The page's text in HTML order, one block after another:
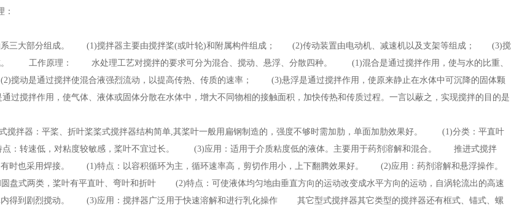
理：
系三大部分组成。 (1)搅拌器主要由搅拌桨(或叶轮)和附属构件组成； (2)传动装置由电动机、减速机以及支架等组成； (3)搅
。 工作原理： 水处理工艺对搅拌的要求可分为混合、搅动、悬浮、分散四种。 (1)混合是通过搅拌作用，使与水的比重、
动是通过搅拌使混合液强烈流动，以提高传热、传质的速率； (3)悬浮是通过搅拌作用，使原来静止在水体中可沉降的固体颗
搅拌作用，使气体、液体或固体分散在水体中，增大不同物相的接触面积，加快传热和传质过程。一言以蔽之，实现搅拌的目的是
拌器：平桨、折叶桨桨式搅拌器结构简单,其桨叶一般用扁钢制造的，强度不够时需加肋，单面加肋效果好。 (1)分类：平直叶
：转速低，对粘度较敏感，桨叶不宜过长。 (3)应用：适用于介质粘度低的液体。主要用于药剂溶解和混合。 推进式搅拌
有时也采用焊接。 (1)特点：以容积循环为主，循环速率高，剪切作用小，上下翻腾效果好。 (2)应用：药剂溶解和悬浮操作。
式两类，桨叶有平直叶、弯叶和折叶 (2)特点：可使液体均匀地由垂直方向的运动改变成水平方向的运动，自涡轮流出的高速
内得到剧烈搅动。 (3)应用：搅拌器广泛用于快速溶解和进行乳化操作 其它型式搅拌器其它类型的搅拌器还有框式、锚式、螺